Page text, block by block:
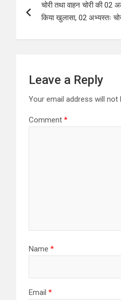
navigation
चोरी तथा वाहन चोरी की
किया खुलासा, 02 अभ्यस्तः
Leave a Reply
Your email address will not
Comment *
Name *
Email *